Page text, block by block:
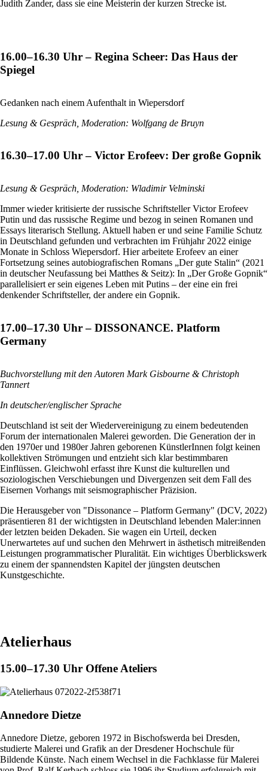
Judith Zander, dass sie eine Meisterin der kurzen Strecke ist.
16.00–16.30 Uhr – Regina Scheer: Das Haus der
Spiegel
Gedanken nach einem Aufenthalt in Wiepersdorf
Lesung & Gespräch, Moderation: Wolfgang de Bruyn
16.30–17.00 Uhr – Victor Erofeev: Der große Gopnik
Lesung & Gespräch, Moderation: Wladimir Velminski
Immer wieder kritisierte der russische Schriftsteller Victor Erofeev
Putin und das russische Regime und bezog in seinen Romanen und
Essays literarisch Stellung. Aktuell haben er und seine Familie Schutz
in Deutschland gefunden und verbrachten im Frühjahr 2022 einige
Monate in Schloss Wiepersdorf. Hier arbeitete Erofeev an einer
Fortsetzung seines autobiografischen Romans „Der gute Stalin“ (2021
in deutscher Neufassung bei Matthes & Seitz): In „Der Große Gopnik“
parallelisiert er sein eigenes Leben mit Putins – der eine ein frei
denkender Schriftsteller, der andere ein Gopnik.
17.00–17.30 Uhr – DISSONANCE. Platform
Germany
Buchvorstellung mit den Autoren Mark Gisbourne & Christoph
Tannert
In deutscher/englischer Sprache
Deutschland ist seit der Wiedervereinigung zu einem bedeutenden
Forum der internationalen Malerei geworden. Die Generation der in
den 1970er und 1980er Jahren geborenen KünstlerInnen folgt keinen
kollektiven Strömungen und entzieht sich klar bestimmbaren
Einflüssen. Gleichwohl erfasst ihre Kunst die kulturellen und
soziologischen Verschiebungen und Divergenzen seit dem Fall des
Eisernen Vorhangs mit seismographischer Präzision.
Die Herausgeber von "Dissonance – Platform Germany" (DCV, 2022)
präsentieren 81 der wichtigsten in Deutschland lebenden Maler:innen
der letzten beiden Dekaden. Sie wagen ein Urteil, decken
Unerwartetes auf und suchen den Mehrwert in ästhetisch mitreißenden
Leistungen programmatischer Pluralität. Ein wichtiges Überblickswerk
zu einem der spannendsten Kapitel der jüngsten deutschen
Kunstgeschichte.
Atelierhaus
15.00–17.30 Uhr Offene Ateliers
Annedore Dietze
Annedore Dietze, geboren 1972 in Bischofswerda bei Dresden,
studierte Malerei und Grafik an der Dresdener Hochschule für
Bildende Künste. Nach einem Wechsel in die Fachklasse für Malerei